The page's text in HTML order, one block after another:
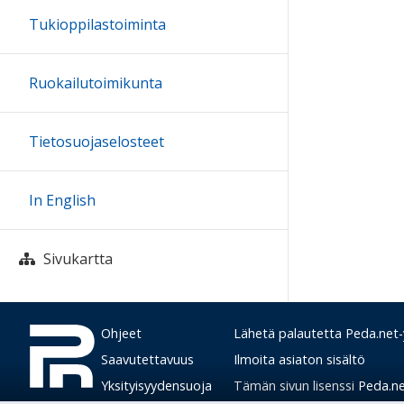
Tukioppilastoiminta
Ruokailutoimikunta
Tietosuojaselosteet
In English
Sivukartta
Ohjeet
Saavutettavuus
Yksityisyydensuoja
Lähetä palautetta
Ilmoita asiaton sisältö
Tämän sivun lisenssi